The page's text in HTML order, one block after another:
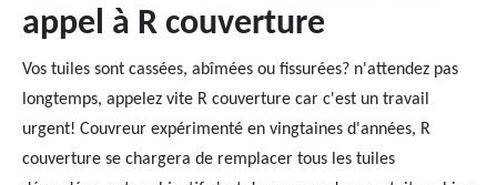
appel à R couverture
Vos tuiles sont cassées, abîmées ou fissurées? n'attendez pas
longtemps, appelez vite R couverture car c'est un travail
urgent! Couvreur expérimenté en vingtaines d'années, R
couverture se chargera de remplacer tous les tuiles